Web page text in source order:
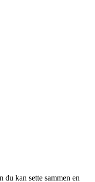
kan sette sammen en